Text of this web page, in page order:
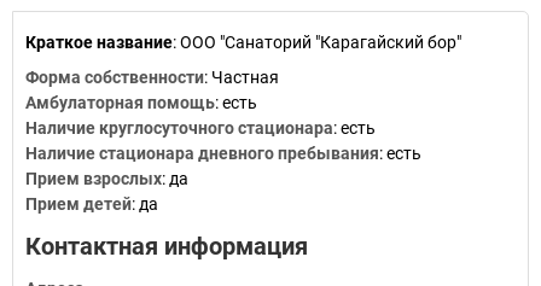
Краткое название:ООО "Санаторий "Карагайский бор"
Форма собственности: Частная
Амбулаторная помощь: есть
Наличие круглосуточного стационара: есть
Наличие стационара дневного пребывания: есть
Прием взрослых: да
Прием детей: да
Контактная информация